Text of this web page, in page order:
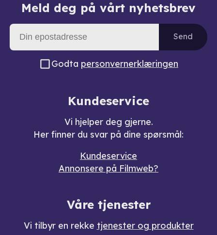
Meld deg på vårt nyhetsbrev
Send
Godta personvernerklæringen
Kundeservice
Vi hjelper deg gjerne.
Her finner du svar på dine spørsmål:
Kundeservice
Annonsere på Filmweb?
Våre tjenester
Vi tilbyr en rekke tjenester og produkter